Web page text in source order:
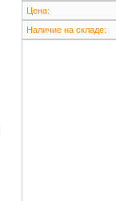
Цена:
Наличие на складе: